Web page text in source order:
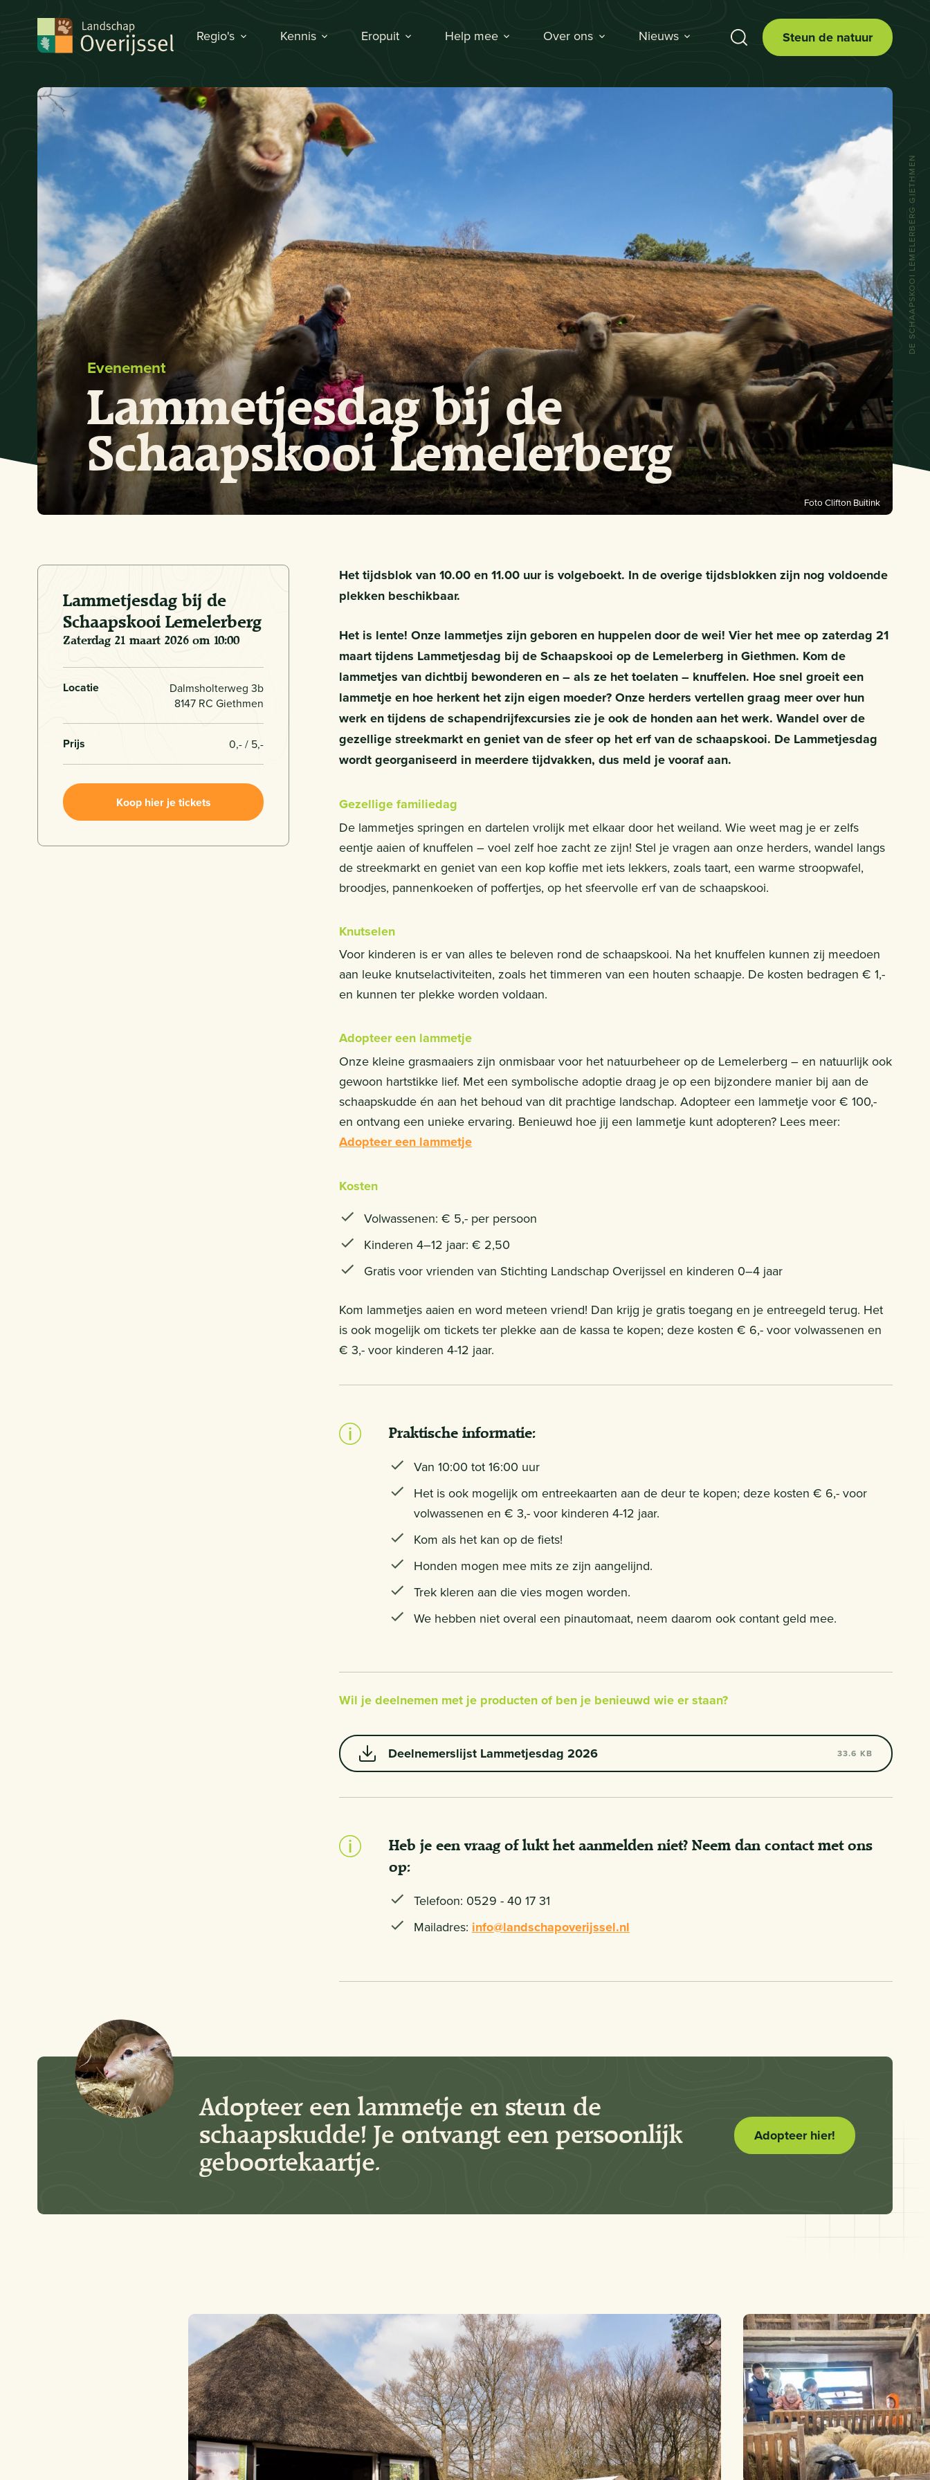
Regio's Kennis Eropuit Help mee Over ons Nieuws Steun de natuur
Evenement
Lammetjesdag bij de
Schaapskooi Lemelerberg
Foto Clifton Buitink
DE SCHAAPSKOOI LEMELERBERG GIETHMEN
Lammetjesdag bij de
Schaapskooi Lemelerberg
zaterdag 21 maart 2026 om 10:00
Locatie
Dalmsholterweg 3b
8147 RC Giethmen
Prijs 0,- / 5,-
Koop hier je tickets
Het tijdsblok van 10.00 en 11.00 uur is volgeboekt. In de overige tijdsblokken zijn nog voldoende
plekken beschikbaar.
Het is lente! Onze lammetjes zijn geboren en huppelen door de wei! Vier het mee op zaterdag 21
maart tijdens Lammetjesdag bij de Schaapskooi op de Lemelerberg in Giethmen. Kom de
lammetjes van dichtbij bewonderen en – als ze het toelaten – knuffelen. Hoe snel groeit een
lammetje en hoe herkent het zijn eigen moeder? Onze herders vertellen graag meer over hun
werk en tijdens de schapendrijfexcursies zie je ook de honden aan het werk. Wandel over de
gezellige streekmarkt en geniet van de sfeer op het erf van de schaapskooi. De Lammetjesdag
wordt georganiseerd in meerdere tijdvakken, dus meld je vooraf aan.
Gezellige familiedag
De lammetjes springen en dartelen vrolijk met elkaar door het weiland. Wie weet mag je er zelfs
eentje aaien of knuffelen – voel zelf hoe zacht ze zijn! Stel je vragen aan onze herders, wandel langs
de streekmarkt en geniet van een kop koffie met iets lekkers, zoals taart, een warme stroopwafel,
broodjes, pannenkoeken of poffertjes, op het sfeervolle erf van de schaapskooi.
Knutselen
Voor kinderen is er van alles te beleven rond de schaapskooi. Na het knuffelen kunnen zij meedoen
aan leuke knutselactiviteiten, zoals het timmeren van een houten schaapje. De kosten bedragen € 1,-
en kunnen ter plekke worden voldaan.
Adopteer een lammetje
Onze kleine grasmaaiers zijn onmisbaar voor het natuurbeheer op de Lemelerberg – en natuurlijk ook
gewoon hartstikke lief. Met een symbolische adoptie draag je op een bijzondere manier bij aan de
schaapskudde én aan het behoud van dit prachtige landschap. Adopteer een lammetje voor € 100,-
en ontvang een unieke ervaring. Benieuwd hoe jij een lammetje kunt adopteren? Lees meer:
Adopteer een lammetje
Kosten
Volwassenen: € 5,- per persoon
Kinderen 4–12 jaar: € 2,50
Gratis voor vrienden van Stichting Landschap Overijssel en kinderen 0–4 jaar
Kom lammetjes aaien en word meteen vriend! Dan krijg je gratis toegang en je entreegeld terug. Het
is ook mogelijk om tickets ter plekke aan de kassa te kopen; deze kosten € 6,- voor volwassenen en
€ 3,- voor kinderen 4-12 jaar.
Praktische informatie:
Van 10:00 tot 16:00 uur
Het is ook mogelijk om entreekaarten aan de deur te kopen; deze kosten € 6,- voor
volwassenen en € 3,- voor kinderen 4-12 jaar.
Kom als het kan op de fiets!
Honden mogen mee mits ze zijn aangelijnd.
Trek kleren aan die vies mogen worden.
We hebben niet overal een pinautomaat, neem daarom ook contant geld mee.
Wil je deelnemen met je producten of ben je benieuwd wie er staan?
Deelnemerslijst Lammetjesdag 2026 33.6 KB
Heb je een vraag of lukt het aanmelden niet? Neem dan contact met ons
op:
Telefoon: 0529 - 40 17 31
Mailadres: info@landschapoverijssel.nl
Adopteer een lammetje en steun de
schaapskudde! Je ontvangt een persoonlijk
geboortekaartje.
Adopteer hier!